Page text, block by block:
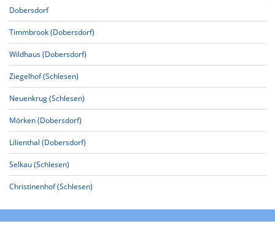
Dobersdorf
Timmbrook (Dobersdorf)
Wildhaus (Dobersdorf)
Ziegelhof (Schlesen)
Neuenkrug (Schlesen)
Mörken (Dobersdorf)
Lilienthal (Dobersdorf)
Selkau (Schlesen)
Christinenhof (Schlesen)